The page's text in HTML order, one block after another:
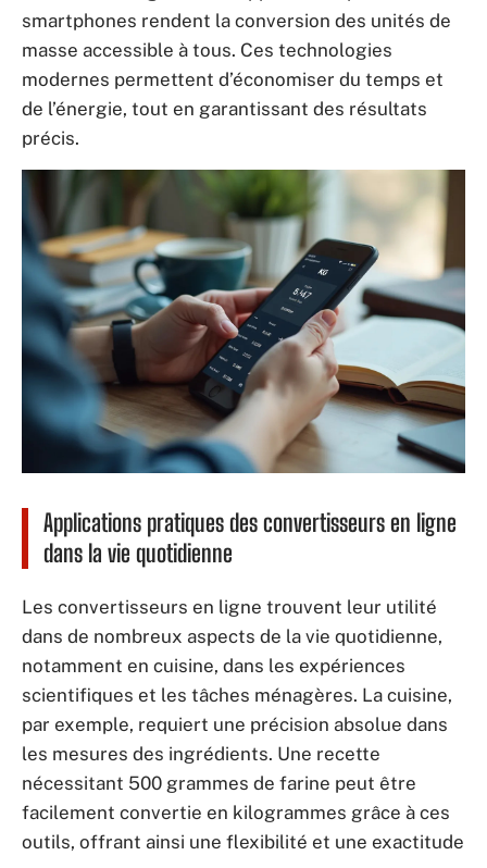
smartphones rendent la conversion des unités de
masse accessible à tous. Ces technologies
modernes permettent d’économiser du temps et
de l’énergie, tout en garantissant des résultats
précis.
Applications pratiques des convertisseurs en ligne
dans la vie quotidienne
Les convertisseurs en ligne trouvent leur utilité
dans de nombreux aspects de la vie quotidienne,
notamment en cuisine, dans les expériences
scientifiques et les tâches ménagères. La cuisine,
par exemple, requiert une précision absolue dans
les mesures des ingrédients. Une recette
nécessitant 500 grammes de farine peut être
facilement convertie en kilogrammes grâce à ces
outils, offrant ainsi une flexibilité et une exactitude